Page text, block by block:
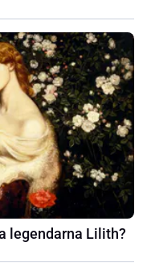
legendarna Lilith?